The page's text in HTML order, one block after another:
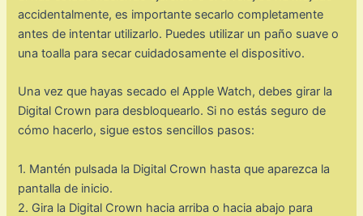
accidentalmente, es importante secarlo completamente
antes de intentar utilizarlo. Puedes utilizar un paño suave o
una toalla para secar cuidadosamente el dispositivo.
Una vez que hayas secado el Apple Watch, debes girar la
Digital Crown para desbloquearlo. Si no estás seguro de
cómo hacerlo, sigue estos sencillos pasos:
1. Mantén pulsada la Digital Crown hasta que aparezca la
pantalla de inicio.
2. Gira la Digital Crown hacia arriba o hacia abajo para